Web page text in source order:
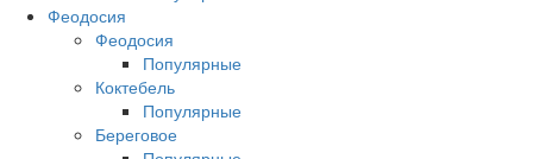
Феодосия
Феодосия
Популярные
Коктебель
Популярные
Береговое